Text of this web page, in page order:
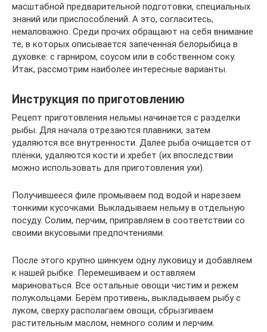
масштабной предварительной подготовки, специальных
знаний или приспособлений. А это, согласитесь,
немаловажно. Среди прочих обращают на себя внимание
те, в которых описывается запеченная белорыбица в
духовке: с гарниром, соусом или в собственном соку.
Итак, рассмотрим наиболее интересные варианты.
Инструкция по приготовлению
Рецепт приготовления нельмы начинается с разделки
рыбы. Для начала отрезаются плавники, затем
удаляются все внутренности. Далее рыба очищается от
плёнки, удаляются кости и хребет (их впоследствии
можно использовать для приготовления ухи).
Получившееся филе промываем под водой и нарезаем
тонкими кусочками. Выкладываем нельму в отдельную
посуду. Солим, перчим, приправляем в соответствии со
своими вкусовыми предпочтениями.
После этого крупно шинкуем одну луковицу и добавляем
к нашей рыбке. Перемешиваем и оставляем
мариноваться. Все остальные овощи чистим и режем
полукольцами. Берём противень, выкладываем рыбу с
луком, сверху располагаем овощи, сбрызгиваем
растительным маслом, немного солим и перчим.